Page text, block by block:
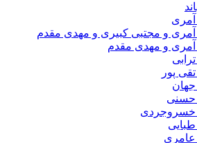
کبیری و مهدى مقدم
مقدم